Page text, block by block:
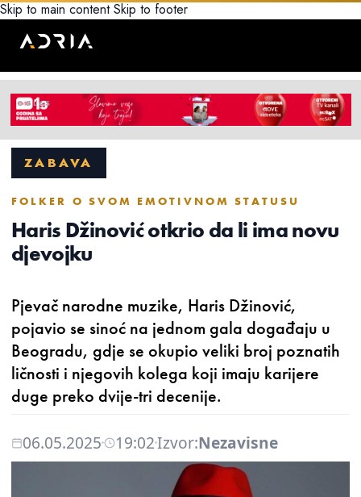
Skip to main content Skip to footer
ZABAVA
FOLKER O SVOM EMOTIVNOM STATUSU
Haris Džinović otkrio da li ima novu
djevojku
Pjevač narodne muzike, Haris Džinović,
pojavio se sinoć na jednom gala događaju u
Beogradu, gdje se okupio veliki broj poznatih
ličnosti i njegovih kolega koji imaju karijere
duge preko dvije-tri decenije.
06.05.2025 19:02Izvor:Nezavisne